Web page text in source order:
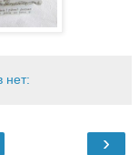
нет:
›